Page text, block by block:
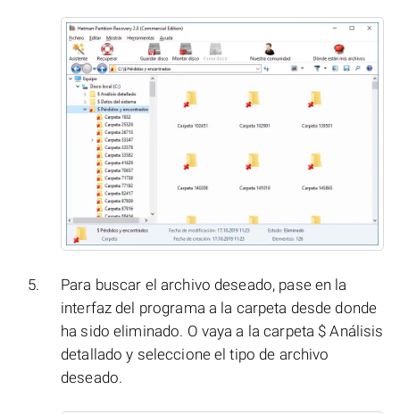
Para buscar el archivo deseado, pase en la
interfaz del programa a la carpeta desde donde
ha sido eliminado. O vaya a la carpeta $ Análisis
detallado y seleccione el tipo de archivo
deseado.